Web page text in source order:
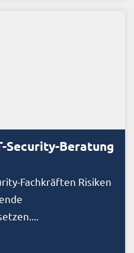
Security-Beratung
Fachkräften Risiken